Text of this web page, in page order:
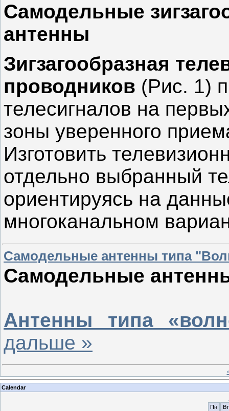
Самодельные
антенны
Зигзагообразная
проводников (Рис. 1)
телесигналов на
зоны уверенного
Изготовить
отдельно выбранный
ориентируясь на
многоканальном
Самодельные антенны типа
Самодельные
Антенны типа
дальше »
Calendar
Пн
Вт